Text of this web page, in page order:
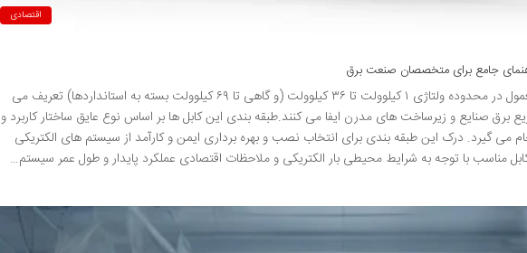
اقتصادی
جامع برای متخصصان صنعت برق
کابل های فشار متوسط که به طور معمول در محدوده ولتاژی ۱ کیلوولت تا ۳۶ کیلوولت (و گاهی تا ۶۹ کیلوولت بسته به استانداردها) تعریف می
صنایع و زیرساخت های مدرن ایفا می کنند.طبقه بندی این کابل ها بر اساس نوع عایق ساختار کاربرد و
می گیرد. درک این طبقه بندی برای انتخاب نصب و بهره برداری ایمن و کارآمد از سیستم های الکتریکی
مناسب با توجه به شرایط محیطی بار الکتریکی و ملاحظات اقتصادی عملکرد پایدار و طول عمر سیستم…